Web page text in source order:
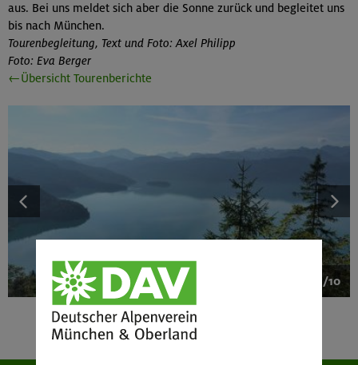
aus. Bei uns meldet sich aber die Sonne zurück und begleitet uns
bis nach München.
Tourenbegleitung, Text und Foto: Axel Philipp
Foto: Eva Berger
←Übersicht Tourenberichte
1/10